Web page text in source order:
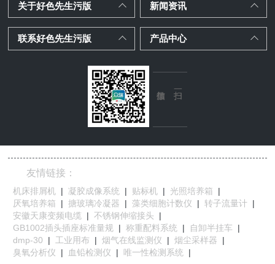
关于好色先生污版 新闻资讯
联系好色先生污版 产品中心
友情链接：
机床排屑机 | 凝胶成像系统 | 贴标机 | 光照培养箱
|
厌氧培养箱
| 搪玻璃冷凝器 | 藻类细胞计数仪 | 转子流量计 |
安徽天康变频电缆
| 不锈钢伸缩接头
|
GB1002插头插座标准量规 | 称重配料系统 | 自卸半挂车
|
dmp-30
| 工业用布 | 烟气在线监测仪 | 烟尘采样器
|
臭氧分析仪
| 血铅检测仪 | 唯一性检测系统 |